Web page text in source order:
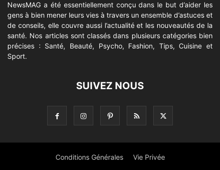
NewsMAG a été essentiellement conçu dans le but d’aider les
gens à bien mener leurs vies à travers un ensemble d’astuces et
de conseils, elle couvre aussi l’actualité et les nouveautés de la
santé. Nos articles sont classés dans plusieurs catégories bien
précises : Santé, Beauté, Psycho, Fashion, Tips, Cuisine et
Sport.
SUIVEZ NOUS
Conditions Générales Vie Privée